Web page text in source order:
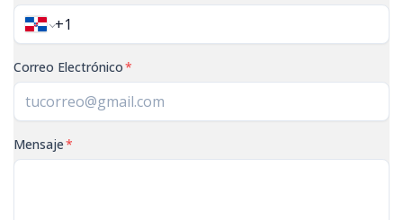
Correo Electrónico*
Mensaje*